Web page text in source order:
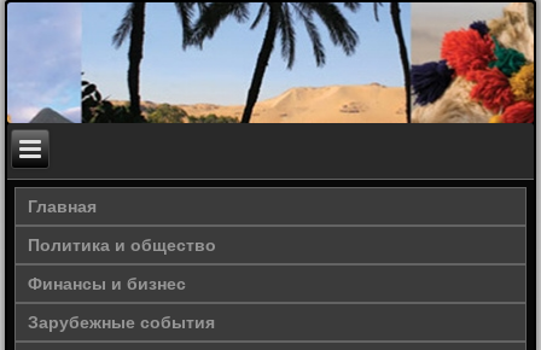
Главная
Политика и общество
Финансы и бизнес
Зарубежные события